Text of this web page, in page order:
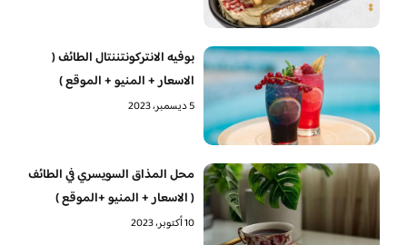
بوفيه الانتركونتننتال الطائف (
الاسعار + المنيو + الموقع )
5 ديسمبر، 2023
محل المذاق السويسري في الطائف
( الاسعار + المنيو +الموقع )
10 أكتوبر، 2023